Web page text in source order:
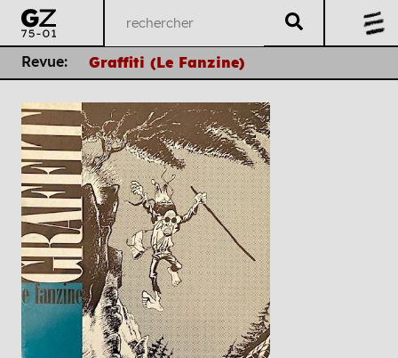
Revue: Graffiti (Le Fanzine)